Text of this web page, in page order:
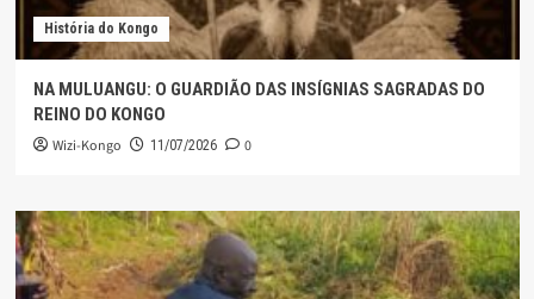
História do Kongo
NA MULUANGU: O GUARDIÃO DAS INSÍGNIAS SAGRADAS DO
REINO DO KONGO
Wizi-Kongo 11/07/2026 0